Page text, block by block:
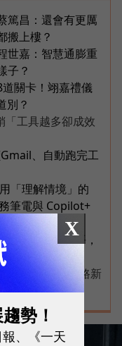
篤昌：還會有更厲
搬上樓？
世嘉：智慧通膨重
子？
關卡！翊嘉禮儀
別？
「工具越多卻成效
、自動跑完工
「理解情境」的
筆電與 Copilot+
調的二代鄭平，
雙冠揭密好網路新
X
勢！
、《一天